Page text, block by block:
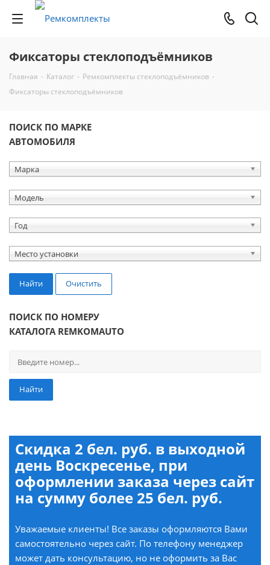
Фиксаторы стеклоподъёмников
Главная - Каталог - Ремкомплекты стеклоподъёмников -
Фиксаторы стеклоподъёмников
ПОИСК ПО МАРКЕ
АВТОМОБИЛЯ
Марка
Модель
Год
Место установки
Найти Очистить
ПОИСК ПО НОМЕРУ
КАТАЛОГА REMKOMAUTO
Найти
Скидка 2 бел. руб. в выходной
день Воскресенье, при
оформлении заказа через сайт
на сумму более 25 бел. руб.
Уважаемые клиенты! Все заказы оформляются Вами
самостоятельно через сайт. По телефону менеджер
может дать консультацию, но не оформить за Вас